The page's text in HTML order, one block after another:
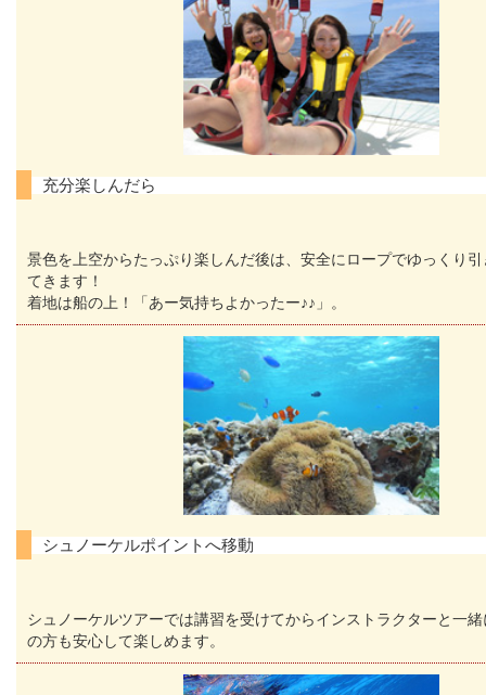
充分楽しんだら
景色を上空からたっぷり楽しんだ後は、安全にロープでゆっくり
てきます！
着地は船の上！「あー気持ちよかったー♪♪」。
シュノーケルポイントへ移動
シュノーケルツアーでは講習を受けてからインストラクターと一
の方も安心して楽しめます。